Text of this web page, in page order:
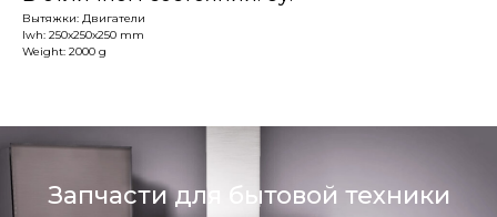
Вытяжки: Двигатели
lwh: 250x250x250 mm
Weight: 2000 g
Запчасти для бытовой техники